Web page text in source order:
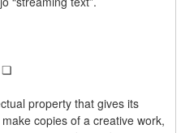
❏
property that gives its
copies of a creative work,